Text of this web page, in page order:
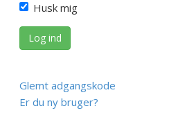
Husk mig
Log ind
Glemt adgangskode
Er du ny bruger?